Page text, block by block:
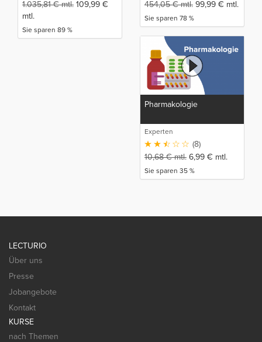
1.035,81€mtl. 109,99 €
mtl.
Sie sparen 89 %
454,05€mtl. 99,99 € mtl.
Sie sparen 78 %
Pharmakologie
Experten
(8)
10,68€mtl. 6,99 € mtl.
Sie sparen 35 %
LECTURIO
Über uns
Presse
Jobangebote
Kontakt
KURSE
nach Themen